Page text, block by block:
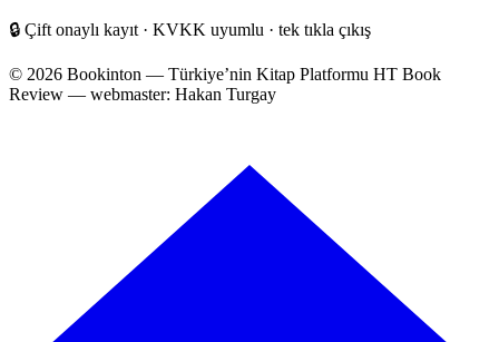
🔒 Çift onaylı kayıt · KVKK uyumlu · tek tıkla çıkış
© 2026 Bookinton — Türkiye’nin Kitap Platformu HT Book
Review — webmaster: Hakan Turgay